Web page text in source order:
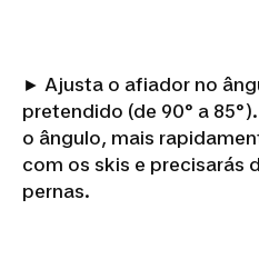
► Ajusta o afiador no
pretendido (de 90° a
o ângulo, mais
com os skis e precisarás
pernas.